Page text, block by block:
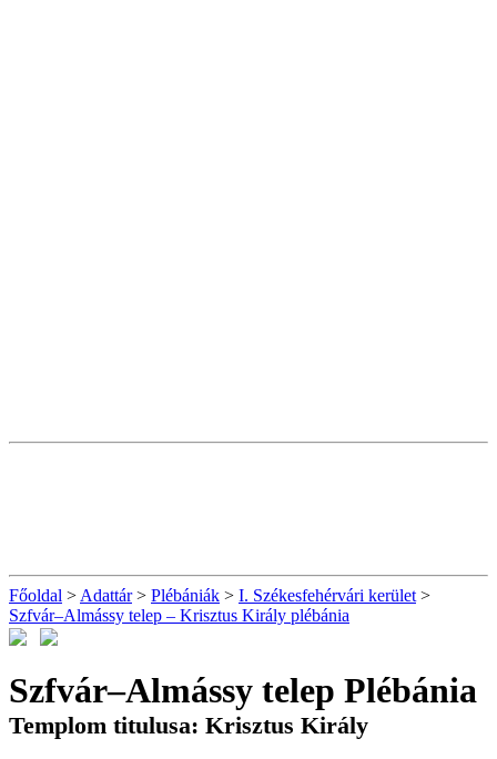
Főoldal > Adattár> Plébániák > I. Székesfehérvári kerület >
Szfvár–Almássy telep – Krisztus Király plébánia
Szfvár–Almássy telep Plébánia
Templom titulusa: Krisztus Király